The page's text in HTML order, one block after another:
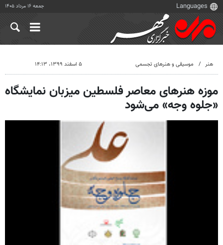
جمعه ۱۶ مرداد ۱۴۰۵
هنر موسیقی و هنرهای تجسمی ۵ اسفند ۱۳۹۹، ۱۴:۱۳
موزه هنرهای معاصر فلسطین میزبان نمایشگاه
«جلوه وجه» می‌شود